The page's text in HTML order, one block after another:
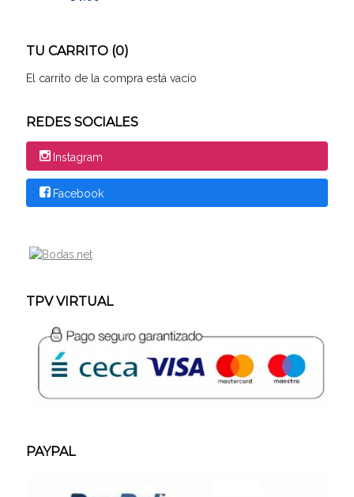
TU CARRITO (0)
El carrito de la compra está vacío
REDES SOCIALES
Instagram
Facebook
TPV VIRTUAL
PAYPAL